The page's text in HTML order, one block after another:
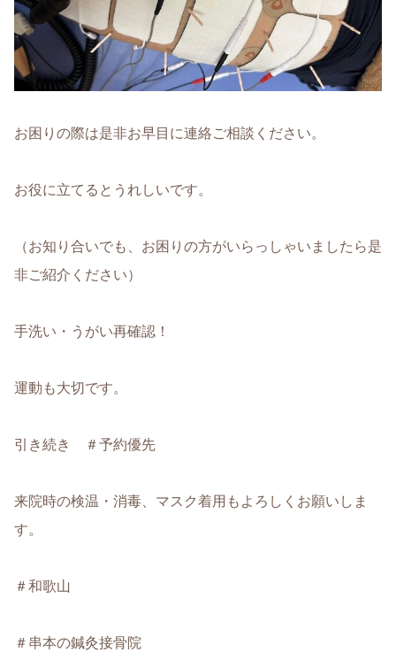
お困りの際は是非お早目に連絡ご相談ください。
お役に立てるとうれしいです。
（お知り合いでも、お困りの方がいらっしゃいましたら是
非ご紹介ください）
手洗い・うがい再確認！
運動も大切です。
引き続き ＃予約優先
来院時の検温・消毒、マスク着用もよろしくお願いしま
す。
＃和歌山
＃串本の鍼灸接骨院